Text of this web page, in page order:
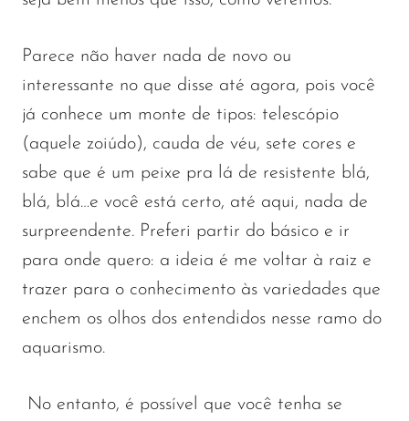
Parece não haver nada de novo ou
interessante no que disse até agora, pois você
já conhece um monte de tipos: telescópio
(aquele zoiúdo), cauda de véu, sete cores e
sabe que é um peixe pra lá de resistente blá,
blá, blá…e você está certo, até aqui, nada de
surpreendente. Preferi partir do básico e ir
para onde quero: a ideia é me voltar à raiz e
trazer para o conhecimento às variedades que
enchem os olhos dos entendidos nesse ramo do
aquarismo.
No entanto, é possível que você tenha se